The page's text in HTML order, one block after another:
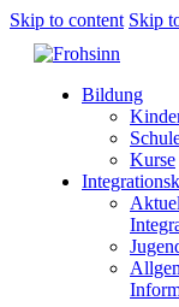
Skip to content Skip
Bildung
Kurse